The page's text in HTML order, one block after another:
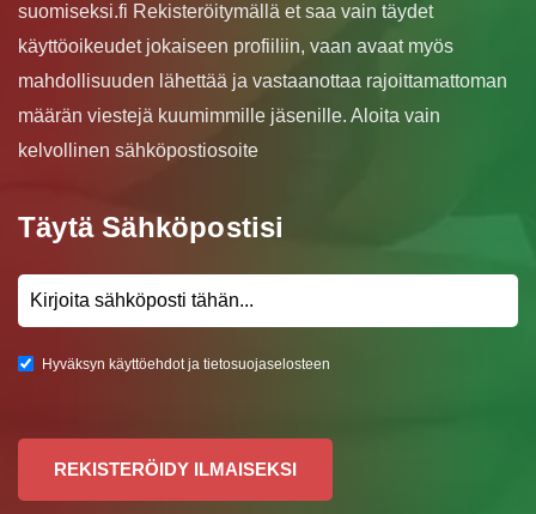
suomiseksi.fi Rekisteröitymällä et saa vain täydet
käyttöoikeudet jokaiseen profiiliin, vaan avaat myös
mahdollisuuden lähettää ja vastaanottaa rajoittamattoman
määrän viestejä kuumimmille jäsenille. Aloita vain
kelvollinen sähköpostiosoite
Täytä Sähköpostisi
Hyväksyn käyttöehdot ja tietosuojaselosteen
REKISTERÖIDY ILMAISEKSI